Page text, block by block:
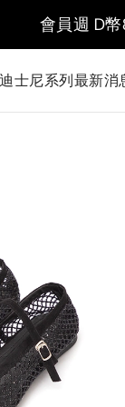
會員週 D
迪士尼系列最新消